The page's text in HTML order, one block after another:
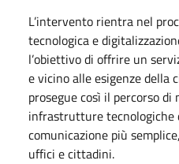
L’intervento rientra nel
tecnologica e
l’obiettivo di offrire un
e vicino alle esigenze della
prosegue così il percorso
infrastrutture tecnologiche
comunicazione più
uffici e cittadini.